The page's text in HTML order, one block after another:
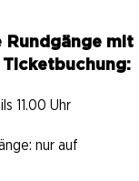
mit
11.00 Uhr
nur auf